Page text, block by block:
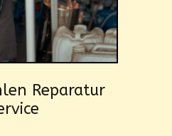
Reparatur